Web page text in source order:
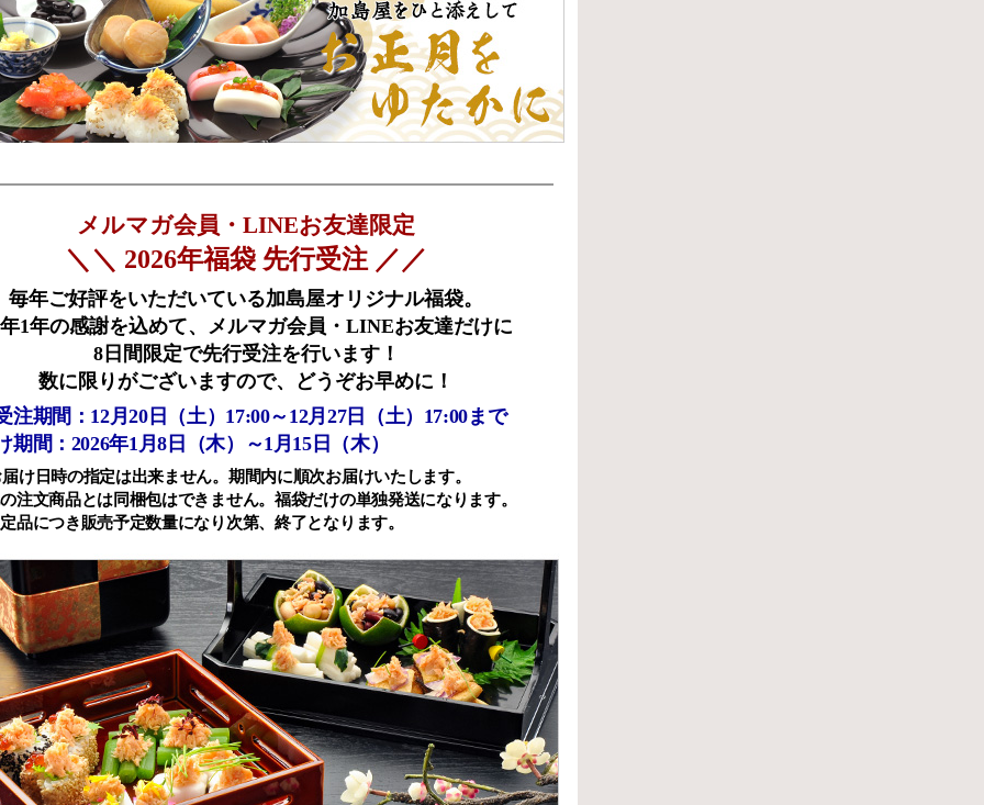
メルマガ会員・LINEお友達限定
＼＼ 2026年福袋 先行受注 ／／
毎年ご好評をいただいている加島屋オリジナル福袋。
1年の感謝を込めて、メルマガ会員・LINEお友達だけに
8日間限定で先行受注を行います！
数に限りがございますので、どうぞお早めに！
注期間：12月20日（土）17:00～12月27日（土）17:00まで
期間：2026年1月8日（木）～1月15日（木）
け日時の指定は出来ません。期間内に順次お届けいたします。
注文商品とは同梱包はできません。福袋だけの単独発送になります。
品につき販売予定数量になり次第、終了となります。